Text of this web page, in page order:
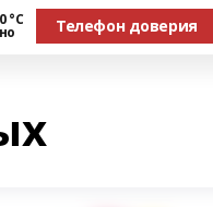
°С Телефон доверия